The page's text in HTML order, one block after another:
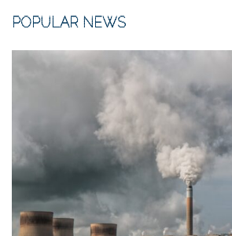
POPULAR NEWS